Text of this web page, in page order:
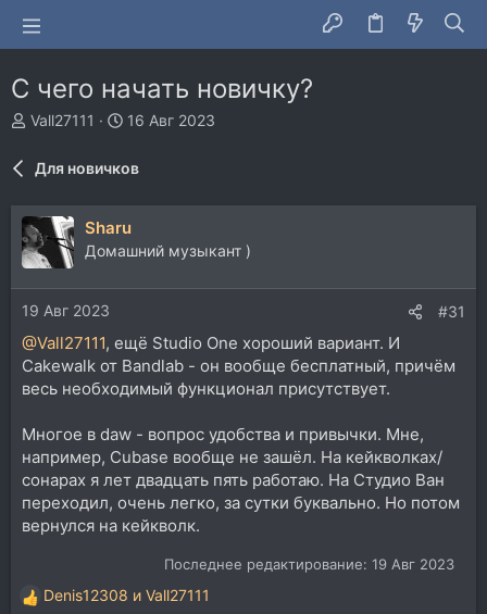
С чего начать новичку?
А
о
р
т
е
м
Vall27111
Д
н
а
16 Авг 2023
Для новичков
Sharu
Домашний музыкант )
19 Авг 2023 #31
@Vall27111, ещё Studio One хороший вариант. И
Cakewalk от Bandlab - он вообще бесплатный, причём
весь необходимый функционал присутствует.
Многое в daw - вопрос удобства и привычки. Мне,
например, Cubase вообще не зашёл. На кейкволках/
сонарах я лет двадцать пять работаю. На Студио Ван
переходил, очень легко, за сутки буквально. Но потом
вернулся на кейкволк.
Последнее редактирование: 19 Авг 2023
Р
Denis12308 и Vall27111